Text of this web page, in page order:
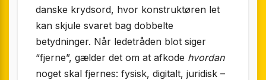
danske krydsord, hvor konstruktøren let
kan skjule svaret bag dobbelte
betydninger. Når ledetråden blot siger
“fjerne”, gælder det om at afkode hvordan
noget skal fjernes: fysisk, digitalt, juridisk –